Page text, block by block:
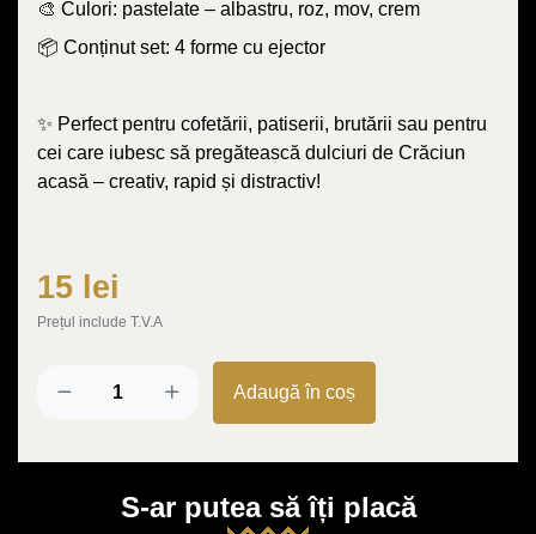
🎨 Culori: pastelate – albastru, roz, mov, crem
📦 Conținut set: 4 forme cu ejector
✨ Perfect pentru cofetării, patiserii, brutării sau pentru
cei care iubesc să pregătească dulciuri de Crăciun
acasă – creativ, rapid și distractiv!
15 lei
Prețul include T.V.A
Adaugă în coș
S-ar putea să îți placă